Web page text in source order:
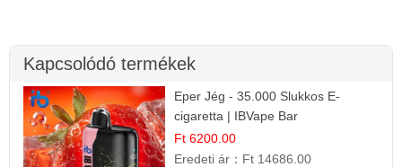
Kapcsolódó termékek
Eper Jég - 35.000 Slukkos E-
cigaretta | IBVape Bar
Ft 6200.00
Eredeti ár： Ft 14686.00